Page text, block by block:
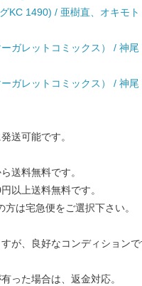
KC 1490) / 亜樹直、オキモ
ガレットコミックス） / 神尾
ガレットコミックス） / 神尾
送可能です。
送料無料です。
以上送料無料です。
は宅急便をご選択下さい。
が、良好なコンディションで
った場合は、返金対応。